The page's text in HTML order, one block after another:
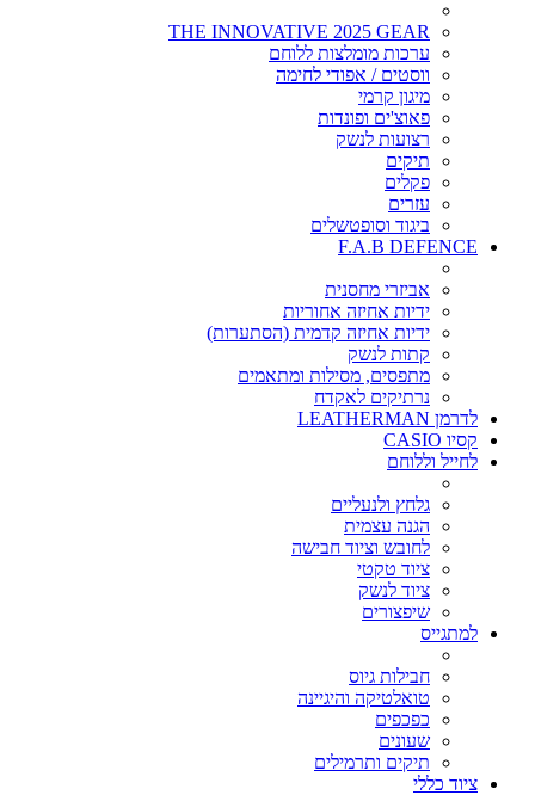
THE INNOVATIVE 2025 GEAR
ערכות מומלצות ללוחם
ווסטים / אפודי לחימה
מיגון קרמי
פאוצ'ים ופונדות
רצועות לנשק
תיקים
פקלים
עזרים
ביגוד וסופטשלים
F.A.B DEFENCE
אביזרי מחסנית
ידיות אחיזה אחוריות
ידיות אחיזה קדמית (הסתערות)
קתות לנשק
מתפסים, מסילות ומתאמים
נרתיקים לאקדח
לדרמן LEATHERMAN
קסיו CASIO
לחייל וללוחם
גלחץ ולנעליים
הגנה עצמית
לחובש וציוד חבישה
ציוד טקטי
ציוד לנשק
שיפצורים
למתגייס
חבילות גיוס
טואלטיקה והיגיינה
כפכפים
שעונים
תיקים ותרמילים
ציוד כללי